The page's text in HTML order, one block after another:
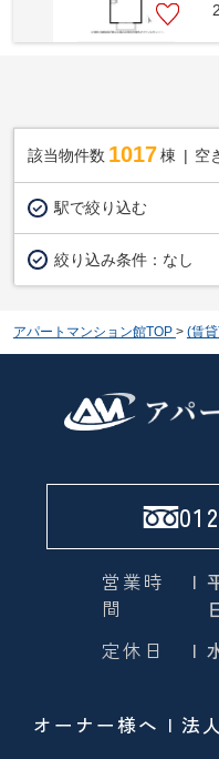
該当物件数 1017棟 空
駅で絞り込む
絞り込み条件： なし
アパートマンション館TOP > (賃
営業時
間
|
定休日
|
オーナー様へ 法